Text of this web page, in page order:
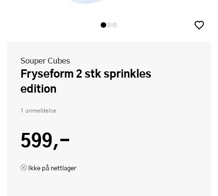
Souper Cubes
Fryseform 2 stk sprinkles
edition
1 anmeldelse
599,-
Ikke på nettlager